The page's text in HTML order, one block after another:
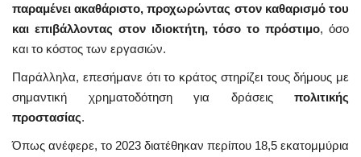
παραμένει ακαθάριστο, προχωρώντας στον καθαρισμό του
και επιβάλλοντας στον ιδιοκτήτη, τόσο το πρόστιμο, όσο
και το κόστος των εργασιών.
Παράλληλα, επεσήμανε ότι το κράτος στηρίζει τους δήμους με
σημαντική χρηματοδότηση για δράσεις πολιτικής
προστασίας.
Όπως ανέφερε, το 2023 διατέθηκαν περίπου 18,5 εκατομμύρια